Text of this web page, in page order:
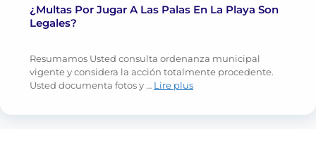
¿Multas Por Jugar A Las Palas En La Playa Son
Legales?
Resumamos Usted consulta ordenanza municipal
vigente y considera la acción totalmente procedente.
Usted documenta fotos y … Lire plus